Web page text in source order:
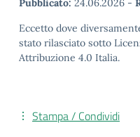
Pubblicato: 24.06.2026 -
Eccetto dove
stato rilasciato sotto
Attribuzione 4.0 Italia.
Stampa / Condividi